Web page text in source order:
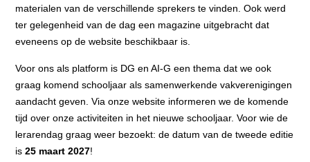
materialen van de verschillende sprekers te vinden. Ook werd
ter gelegenheid van de dag een magazine uitgebracht dat
eveneens op de website beschikbaar is.
Voor ons als platform is DG en AI-G een thema dat we ook
graag komend schooljaar als samenwerkende vakverenigingen
aandacht geven. Via onze website informeren we de komende
tijd over onze activiteiten in het nieuwe schooljaar. Voor wie de
lerarendag graag weer bezoekt: de datum van de tweede editie
is25 maart 2027!